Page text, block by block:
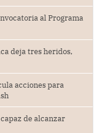
al Programa
deja tres heridos,
acciones para
de alcanzar